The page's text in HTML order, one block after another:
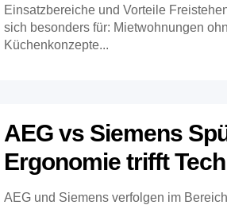
Einsatzbereiche und Vorteile
sich besonders für: Mietwohnungen
Küchenkonzepte...
AEG vs Siemens
Ergonomie trifft
AEG und Siemens verfolgen im